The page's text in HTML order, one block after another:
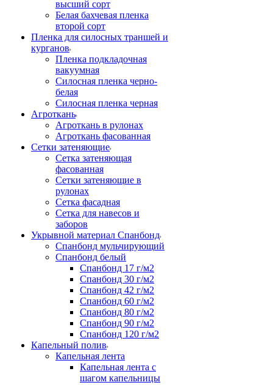
высший сорт
Белая бахчевая пленка
второй сорт
Пленка для силосных траншей и
курганов
Пленка подкладочная
вакуумная
Силосная пленка черно-
белая
Силосная пленка черная
Агроткань
Агроткань в рулонах
Агроткань фасованная
Сетки затеняющие
Сетка затеняющая
фасованная
Сетки затеняющие в
рулонах
Сетка фасадная
Сетка для навесов и
заборов
Укрывной материал Спанбонд
Спанбонд мульчирующий
Спанбонд белый
Спанбонд 17 г/м2
Спанбонд 30 г/м2
Спанбонд 42 г/м2
Спанбонд 60 г/м2
Спанбонд 80 г/м2
Спанбонд 90 г/м2
Спанбонд 120 г/м2
Капельный полив
Капельная лента
Капельная лента с
шагом капельницы